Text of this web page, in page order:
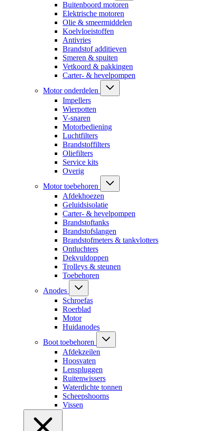
Buitenboord motoren
Elektrische motoren
Olie & smeermiddelen
Koelvloeistoffen
Antivries
Brandstof additieven
Smeren & spuiten
Vetkoord & pakkingen
Carter- & hevelpompen
Motor onderdelen
Impellers
Wierpotten
V-snaren
Motorbediening
Luchtfilters
Brandstoffilters
Oliefilters
Service kits
Overig
Motor toebehoren
Afdekhoezen
Geluidsisolatie
Carter- & hevelpompen
Brandstoftanks
Brandstofslangen
Brandstofmeters & tankvlotters
Ontluchters
Dekvuldoppen
Trolleys & steunen
Toebehoren
Anodes
Schroefas
Roerblad
Motor
Huidanodes
Boot toebehoren
Afdekzeilen
Hoosvaten
Lenspluggen
Ruitenwissers
Waterdichte tonnen
Scheepshoorns
Vissen